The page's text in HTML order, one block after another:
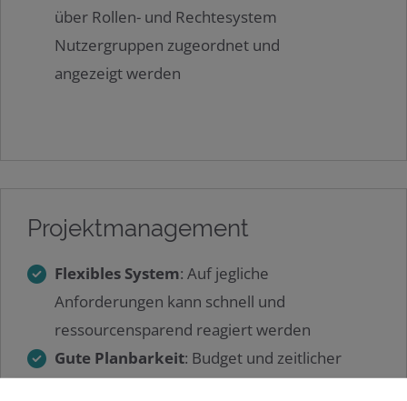
über Rollen- und Rechtesystem
Nutzergruppen zugeordnet und
angezeigt werden
Projektmanagement
Flexibles System: Auf jegliche
Anforderungen kann schnell und
ressourcensparend reagiert werden
Gute Planbarkeit: Budget und zeitlicher